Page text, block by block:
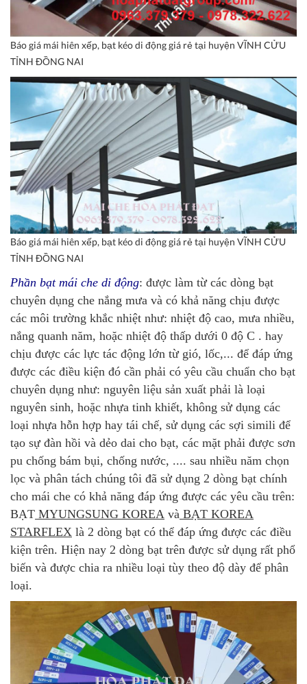
Báo giá mái hiên xếp, bạt kéo di động giá rẻ tại huyện VĨNH CỬU
TỈNH ĐỒNG NAI
Báo giá mái hiên xếp, bạt kéo di động giá rẻ tại huyện VĨNH CỬU
TỈNH ĐỒNG NAI
Phần bạt mái che di động: được làm từ các dòng bạt
chuyên dụng che nắng mưa và có khả năng chịu được
các môi trường khắc nhiệt như: nhiệt độ cao, mưa nhiều,
nắng quanh năm, hoặc nhiệt độ thấp dưới 0 độ C . hay
chịu được các lực tác động lớn từ gió, lốc,... để đáp ứng
được các điều kiện đó cần phải có yêu cầu chuẩn cho bạt
chuyên dụng như: nguyên liệu sản xuất phải là loại
nguyên sinh, hoặc nhựa tinh khiết, không sử dụng các
loại nhựa hỗn hợp hay tái chế, sử dụng các sợi simili để
tạo sự đàn hồi và dẻo dai cho bạt, các mặt phải được sơn
pu chống bám bụi, chống nước, .... sau nhiều năm chọn
lọc và phân tách chúng tôi đã sử dụng 2 dòng bạt chính
cho mái che có khả năng đáp ứng được các yêu cầu trên:
BẠT MYUNGSUNG KOREA và BẠT KOREA
STARFLEX là 2 dòng bạt có thể đáp ứng được các điều
kiện trên. Hiện nay 2 dòng bạt trên được sử dụng rất phổ
biến và được chia ra nhiều loại tùy theo độ dày để phân
loại.